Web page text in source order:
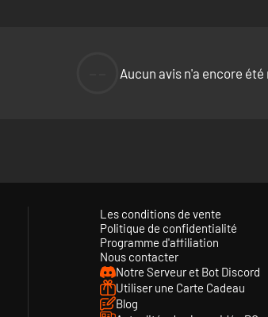
Aucun avis n'a encore été
Les conditions de vente
Politique de confidentialité
Programme d'affiliation
Nous contacter
Notre Serveur et Bot Discord
Utiliser une Carte Cadeau
Blog